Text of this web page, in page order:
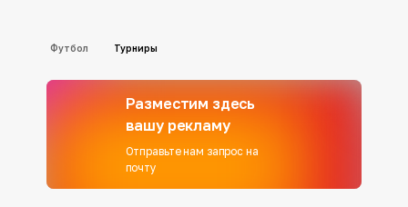
Футбол Турниры
Разместим здесь
вашу рекламу
Отправьте нам запрос на
почту